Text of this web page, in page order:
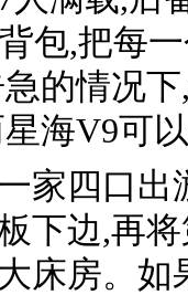
包,把每
急的情况
海V9可
家四口出
下边,再
床房。如